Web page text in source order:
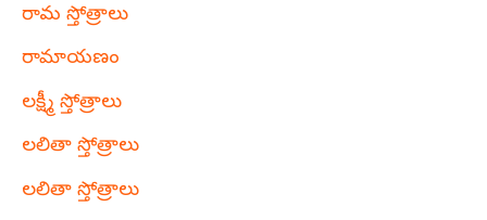
రామ స్తోత్రాలు
రామాయణం
లక్ష్మీ స్తోత్రాలు
లలితా స్తోత్రాలు
లలితా స్తోత్రాలు